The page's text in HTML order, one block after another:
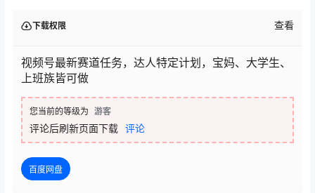
下载权限 查看
视频号最新赛道任务，达人特定计划，宝妈、大学生、
上班族皆可做
您当前的等级为 游客
评论后刷新页面下载 评论
百度网盘